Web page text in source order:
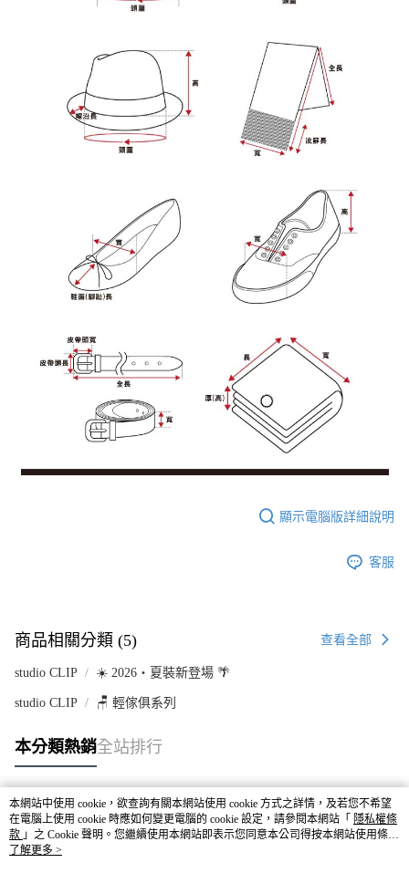
顯示電腦版詳細說明
客服
商品相關分類 (5) 查看全部
studio CLIP ☀️ 2026・夏裝新登場 🌴
studio CLIP 🪑 輕傢俱系列
本分類熱銷全站排行
熱門標籤
本網站中使用 cookie，欲查詢有關本網站使用 cookie 方式之詳情，及若您不希望
在電腦上使用 cookie 時應如何變更電腦的 cookie 設定，請參閱本網站「 隱私權條
款 」之 Cookie 聲明。您繼續使用本網站即表示您同意本公司得按本網站使用條款
之 Cookie 聲明使用 cookie。
了解更多 >